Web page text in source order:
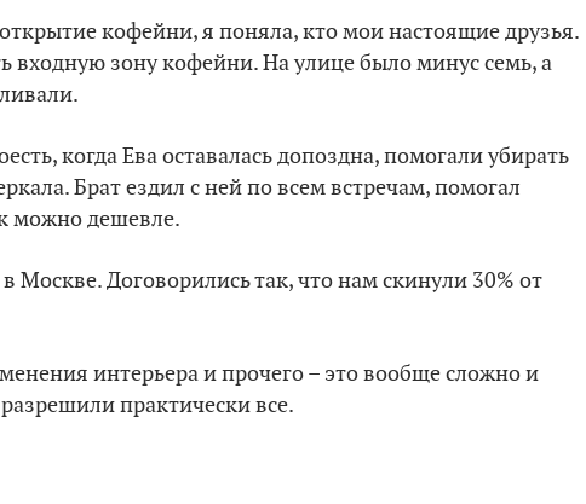
кофейни, я поняла, кто мои настоящие друзья.
входную зону кофейни. На улице было минус семь, а
когда Ева оставалась допоздна, помогали убирать
Брат ездил с ней по всем встречам, помогал
можно дешевле.
Договорились так, что нам скинули 30% от
интерьера и прочего – это вообще сложно и
практически все.